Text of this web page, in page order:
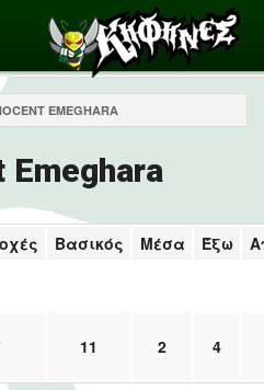
EMEGHARA
Emeghara
Βασικός Μέσα Έξω
11 2 4